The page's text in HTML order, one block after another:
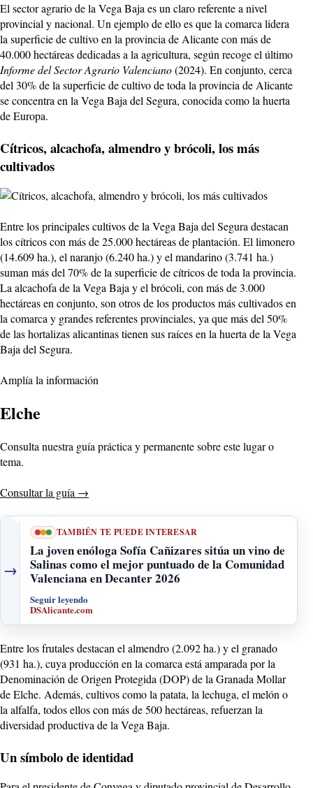
El sector agrario de la Vega Baja es un claro referente a nivel
provincial y nacional. Un ejemplo de ello es que la comarca lidera
la superficie de cultivo en la provincia de Alicante con más de
40.000 hectáreas dedicadas a la agricultura, según recoge el último
Informe del Sector Agrario Valenciano(2024). En conjunto, cerca
del 30% de la superficie de cultivo de toda la provincia de Alicante
se concentra en la Vega Baja del Segura, conocida como la huerta
de Europa.
Cítricos, alcachofa, almendro y brócoli, los más
cultivados
Entre los principales cultivos de la Vega Baja del Segura destacan
los cítricos con más de 25.000 hectáreas de plantación. El limonero
(14.609 ha.), el naranjo (6.240 ha.) y el mandarino (3.741 ha.)
suman más del 70% de la superficie de cítricos de toda la provincia.
La alcachofa de la Vega Baja y el brócoli, con más de 3.000
hectáreas en conjunto, son otros de los productos más cultivados en
la comarca y grandes referentes provinciales, ya que más del 50%
de las hortalizas alicantinas tienen sus raíces en la huerta de la Vega
Baja del Segura.
Amplía la información
Elche
Consulta nuestra guía práctica y permanente sobre este lugar o
tema.
Consultar la guía →
→
TAMBIÉN TE PUEDE INTERESAR
La joven enóloga Sofía Cañizares sitúa un vino de
Salinas como el mejor puntuado de la Comunidad
Valenciana en Decanter 2026
Seguir leyendo
DSAlicante.com
Entre los frutales destacan el almendro (2.092 ha.) y el granado
(931 ha.), cuya producción en la comarca está amparada por la
Denominación de Origen Protegida (DOP) de la Granada Mollar
de Elche. Además, cultivos como la patata, la lechuga, el melón o
la alfalfa, todos ellos con más de 500 hectáreas, refuerzan la
diversidad productiva de la Vega Baja.
Un símbolo de identidad